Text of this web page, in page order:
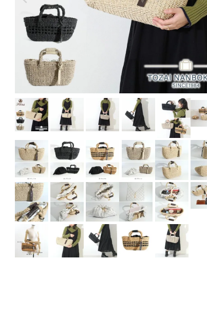
Dakota ヴィタミーナ 二つ折り財布
20,350
PORTER ポーター ウィ
トバッグ
25,300